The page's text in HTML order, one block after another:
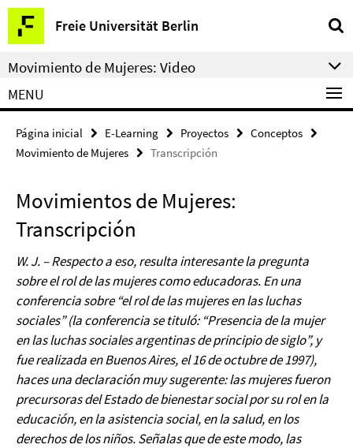
Springe
direkt
zu
Inhalt
Freie Universität Berlin
Herramientas
de
navegación
Movimiento de Mujeres: Video
MENU
Página inicial E-Learning Proyectos
Conceptos
Movimiento de Mujeres
Transcripción
Movimientos de Mujeres:
Transcripción
W. J. – Respecto a eso, resulta interesante la pregunta
sobre el rol de las mujeres como educadoras. En una
conferencia sobre “el rol de las mujeres en las luchas
sociales” (la conferencia se tituló: “Presencia de la mujer
en las luchas sociales argentinas de principio de siglo”, y
fue realizada en Buenos Aires, el 16 de octubre de 1997),
haces una declaración muy sugerente: las mujeres fueron
precursoras del Estado de bienestar social por su rol en la
educación, en la asistencia social, en la salud, en los
derechos de los niños. Señalas que de este modo, las